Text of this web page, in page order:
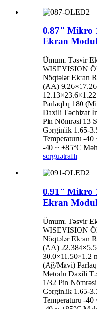
0.87" Mikro
Ekran
Ümumi Təsvir
WISEVISION
Nöqtələr Ekran
(AA) 9.26×17.26
Parlaqlıq 180
Daxili Təchizat
Pin Nömrəsi 13
Gərginlik 1.65-
Temperaturu -40
-40 ~ +85°C
sorğuətraflı
0.91" Mikro
Ekran
Ümumi Təsvir
WISEVISION
Nöqtələr Ekran
(AA)
30.0×11.50×1.2
(Ağ/Mavi)
Metodu Daxili
1/32 Pin
Gərginlik 1.65-
Temperaturu -40